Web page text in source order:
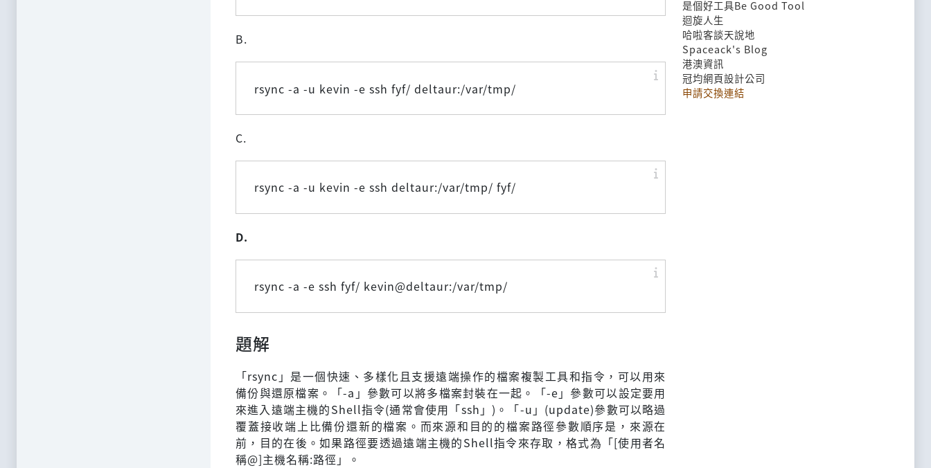
B.
rsync -a -u kevin -e ssh fyf/ deltaur:/var/tmp/
C.
rsync -a -u kevin -e ssh deltaur:/var/tmp/ fyf/
D.
rsync -a -e ssh fyf/ kevin@deltaur:/var/tmp/
題解
「rsync」是一個快速、多樣化且支援遠端操作的檔案複製工具和指令，可以用來
備份與還原檔案。「-a」參數可以將多檔案封裝在一起。「-e」參數可以設定要用
來進入遠端主機的Shell指令(通常會使用「ssh」)。「-u」(update)參數可以略過
覆蓋接收端上比備份還新的檔案。而來源和目的的檔案路徑參數順序是，來源在
前，目的在後。如果路徑要透過遠端主機的Shell指令來存取，格式為「[使用者名
稱@]主機名稱:路徑」。
是個好工具Be Good Tool
迴旋人生
哈啦客談天說地
Spaceack's Blog
港澳資訊
冠均網頁設計公司
申請交換連結